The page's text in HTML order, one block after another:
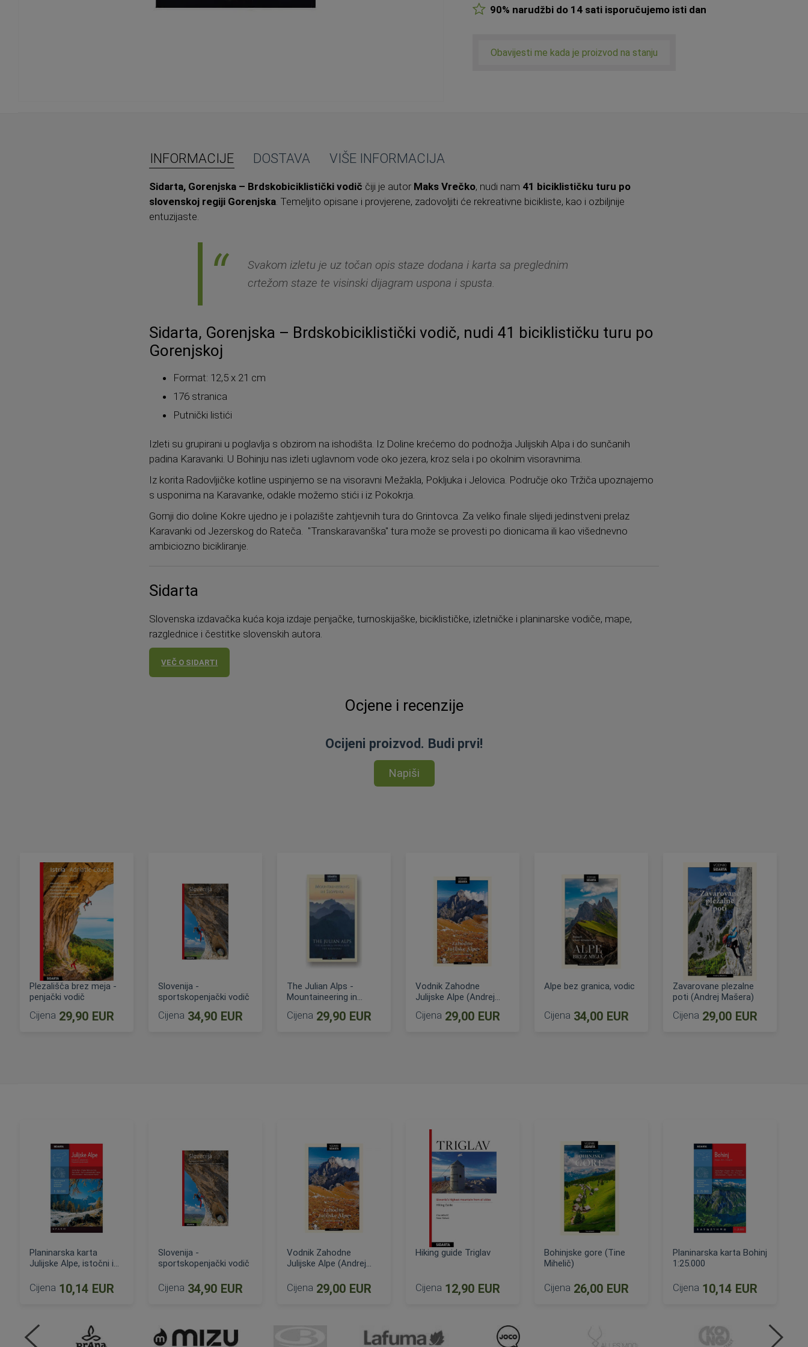
90% narudžbi do 14 sati isporučujemo isti dan
Obavijesti me kada je proizvod na stanju
INFORMACIJE
Sidarta, Gorenjska – Brdskobiciklistički vodič čiji je autor Maks Vrečko, nudi nam 41 biciklističku turu po
slovenskoj regiji Gorenjska . Temeljito opisane i provjerene, zadovoljiti će rekreativne bicikliste, kao i ozbiljnije
entuzijaste.
Svakom izletu je uz točan opis staze dodana i karta sa preglednim
crtežom staze te visinski dijagram uspona i spusta.
Sidarta, Gorenjska – Brdskobiciklistički vodič, nudi 41 biciklističku turu po
Gorenjskoj
Format: 12,5 x 21 cm
176 stranica
Putnički listići
Izleti su grupirani u poglavlja s obzirom na ishodišta. Iz Doline krećemo do podnožja Julijskih Alpa i do sunčanih
padina Karavanki. U Bohinju nas izleti uglavnom vode oko jezera, kroz sela i po okolnim visoravnima.
Iz korita Radovljičke kotline uspinjemo se na visoravni Mežakla, Pokljuka i Jelovica. Područje oko Tržiča upoznajemo
s usponima na Karavanke, odakle možemo stići i iz Pokokrja.
Gornji dio doline Kokre ujedno je i polazište zahtjevnih tura do Grintovca. Za veliko finale slijedi jedinstveni prelaz
Karavanki od Jezerskog do Rateča. "Transkaravanška" tura može se provesti po dionicama ili kao višednevno
ambiciozno bicikliranje.
Sidarta
Slovenska izdavačka kuća koja izdaje penjačke, turnoskijaške, biciklističke, izletničke i planinarske vodiče, mape,
razglednice i čestitke slovenskih autora.
VEČ O SIDARTI
DOSTAVA VIŠE INFORMACIJA
Ocjene i recenzije
Ocijeni proizvod. Budi prvi!
Napiši
Plezališča brez meja -
penjački vodič
Cijena 29,90 EUR
Slovenija -
sportskopenjački vodič
Cijena 34,90 EUR
The Julian Alps -
Mountaineering in
Cijena 29,90 EUR
Vodnik Zahodne
Julijske Alpe (Andrej
Cijena 29,00 EUR
Alpe bez granica, vodic
Cijena 34,00 EUR
Zavarovane plezalne
poti (Andrej Mašera)
Cijena 29,00 EUR
Planinarska karta
Julijske Alpe, istočni i
Cijena 10,14 EUR
Slovenija -
sportskopenjački vodič
Cijena 34,90 EUR
Vodnik Zahodne
Julijske Alpe (Andrej
Cijena 29,00 EUR
Hiking guide Triglav
Cijena 12,90 EUR
Bohinjske gore (Tine
Mihelič)
Cijena 26,00 EUR
Planinarska karta Bohinj
1:25.000
Cijena 10,14 EUR